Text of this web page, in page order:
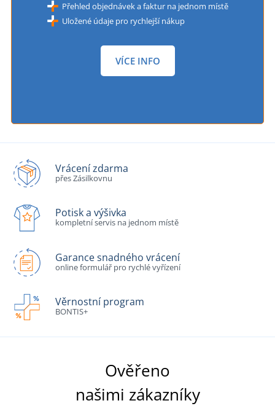
Přehled objednávek a faktur na jednom místě
Uložené údaje pro rychlejší nákup
VÍCE INFO
Vrácení zdarma
přes Zásilkovnu
Potisk a výšivka
kompletní servis na jednom místě
Garance snadného vrácení
online formulář pro rychlé vyřízení
Věrnostní program
BONTIS+
Ověřeno
našimi zákazníky